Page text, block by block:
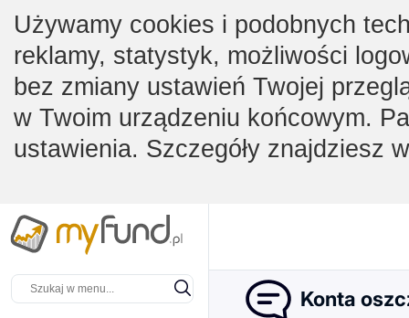
Używamy cookies i podobnych
reklamy, statystyk, możliwości
bez zmiany ustawień Twojej
w Twoim urządzeniu końcowym.
ustawienia. Szczegóły znajdziesz
Konta